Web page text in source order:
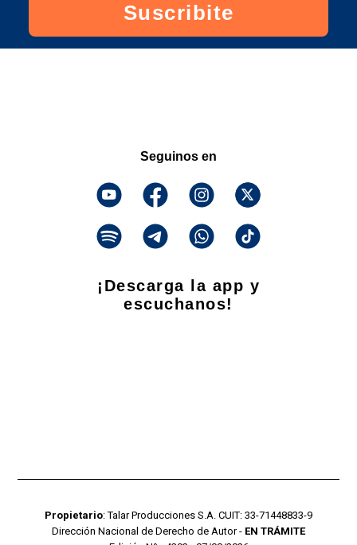
Suscribite
Seguinos en
¡Descarga la app y
escuchanos!
Propietario: Talar Producciones S.A. CUIT: 33-71448833-9
Dirección Nacional de Derecho de Autor - EN TRÁMITE